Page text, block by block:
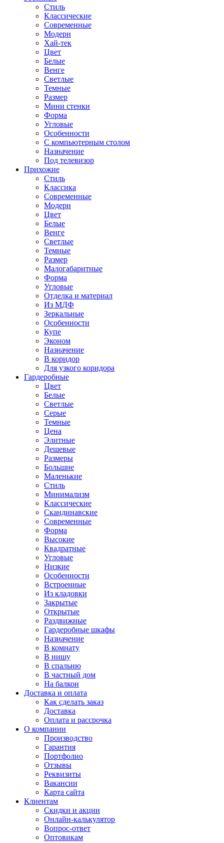
Стиль
Классические
Современные
Модерн
Хай-тек
Цвет
Белые
Венге
Светлые
Темные
Размер
Мини стенки
Форма
Угловые
Особенности
С компьютерным столом
Назначение
Под телевизор
Прихожие
Стиль
Классика
Современные
Модерн
Цвет
Белые
Венге
Светлые
Темные
Размер
Малогабаритные
Форма
Угловые
Отделка и материал
Из МДФ
Зеркальные
Особенности
Купе
Эконом
Назначение
В коридор
Для узкого коридора
Гардеробные
Цвет
Белые
Светлые
Серые
Темные
Цена
Элитные
Дешевые
Размеры
Большие
Маленькие
Стиль
Минимализм
Классические
Скандинавские
Современные
Форма
Высокие
Квадратные
Угловые
Низкие
Особенности
Встроенные
Из кладовки
Закрытые
Открытые
Раздвижные
Гардеробные шкафы
Назначение
В комнату
В нишу
В спальню
В частный дом
На балкон
Доставка и оплата
Как сделать заказ
Доставка
Оплата и рассрочка
О компании
Производство
Гарантия
Портфолио
Отзывы
Реквизиты
Вакансии
Карта сайта
Клиентам
Скидки и акции
Онлайн-калькулятор
Вопрос-ответ
Оптовикам